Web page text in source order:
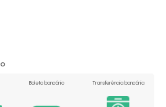
Boleto bancário Transferência bancária